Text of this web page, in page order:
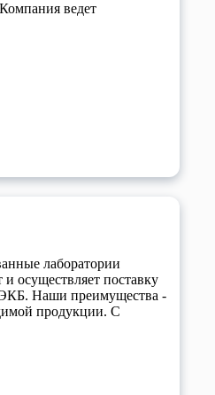
ведет
лаборатории
осуществляет поставку
ЭКБ. Наши преимущества -
продукции. С